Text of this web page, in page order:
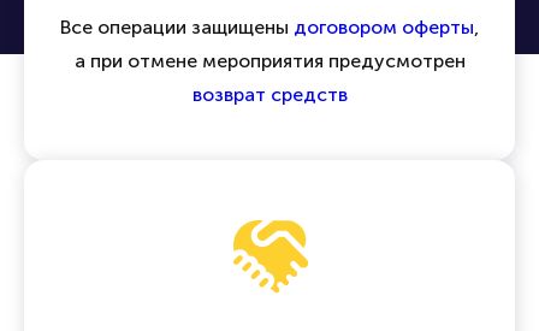
Все операции защищены договором оферты,
а при отмене мероприятия предусмотрен
возврат средств